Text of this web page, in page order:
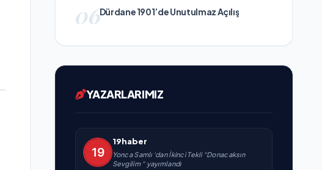
06Dürdane 1901’de Unutulmaz Açılış
YAZARLARIMIZ
19haber
Yonca Samlı ‘dan İkinci Tekli “Donacaksın
Sevgilim “ yayımlandı